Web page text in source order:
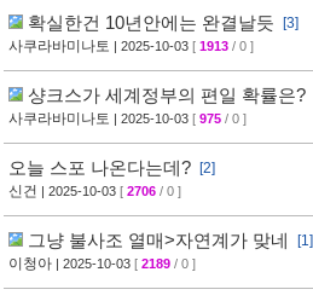
확실한건 10년안에는 완결날듯
[3]
사쿠라바미나토 | 2025-10-03 [ 1913 / 0 ]
샹크스가 세계정부의 편일 확률은?
사쿠라바미나토 | 2025-10-03 [ 975 / 0 ]
오늘 스포 나온다는데?
[2]
신건 | 2025-10-03 [ 2706 / 0 ]
그냥 불사조 열매>자연계가 맞네
[1]
이청아 | 2025-10-03 [ 2189 / 0 ]